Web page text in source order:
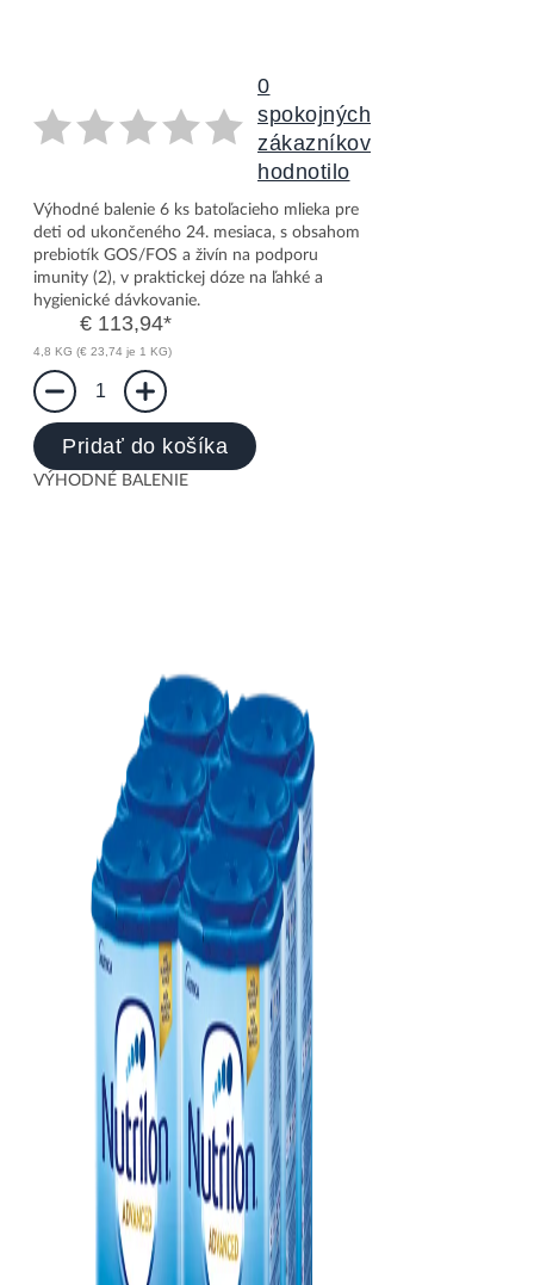
0
spokojných
zákazníkov
hodnotilo
Výhodné balenie 6 ks batoľacieho mlieka pre
deti od ukončeného 24. mesiaca, s obsahom
prebiotík GOS/FOS a živín na podporu
imunity (2), v praktickej dóze na ľahké a
hygienické dávkovanie.
€ 113,94*
4,8 KG (€ 23,74 je 1 KG)
1
Pridať do košíka
VÝHODNÉ BALENIE